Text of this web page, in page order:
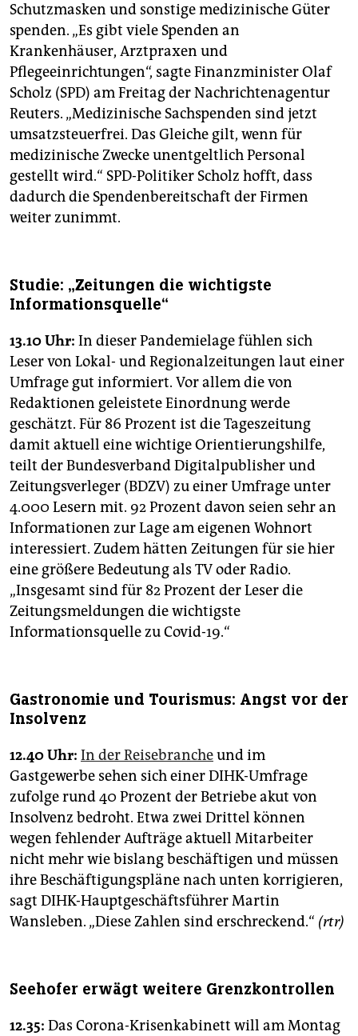
Schutzmasken und sonstige medizinische Güter
spenden. „Es gibt viele Spenden an
Krankenhäuser, Arztpraxen und
Pflegeeinrichtungen“, sagte Finanzminister Olaf
Scholz (SPD) am Freitag der Nachrichtenagentur
Reuters. „Medizinische Sachspenden sind jetzt
umsatzsteuerfrei. Das Gleiche gilt, wenn für
medizinische Zwecke unentgeltlich Personal
gestellt wird.“ SPD-Politiker Scholz hofft, dass
dadurch die Spendenbereitschaft der Firmen
weiter zunimmt.
Studie: „Zeitungen die wichtigste
Informationsquelle“
13.10 Uhr: In dieser Pandemielage fühlen sich
Leser von Lokal- und Regionalzeitungen laut einer
Umfrage gut informiert. Vor allem die von
Redaktionen geleistete Einordnung werde
geschätzt. Für 86 Prozent ist die Tageszeitung
damit aktuell eine wichtige Orientierungshilfe,
teilt der Bundesverband Digitalpublisher und
Zeitungsverleger (BDZV) zu einer Umfrage unter
4.000 Lesern mit. 92 Prozent davon seien sehr an
Informationen zur Lage am eigenen Wohnort
interessiert. Zudem hätten Zeitungen für sie hier
eine größere Bedeutung als TV oder Radio.
„Insgesamt sind für 82 Prozent der Leser die
Zeitungsmeldungen die wichtigste
Informationsquelle zu Covid-19.“
Gastronomie und Tourismus: Angst vor der
Insolvenz
12.40 Uhr: In der Reisebrancheund im
Gastgewerbe sehen sich einer DIHK-Umfrage
zufolge rund 40 Prozent der Betriebe akut von
Insolvenz bedroht. Etwa zwei Drittel können
wegen fehlender Aufträge aktuell Mitarbeiter
nicht mehr wie bislang beschäftigen und müssen
ihre Beschäftigungspläne nach unten korrigieren,
sagt DIHK-Hauptgeschäftsführer Martin
Wansleben. „Diese Zahlen sind erschreckend.“ (rtr)
Seehofer erwägt weitere Grenzkontrollen
12.35: Das Corona-Krisenkabinett will am Montag